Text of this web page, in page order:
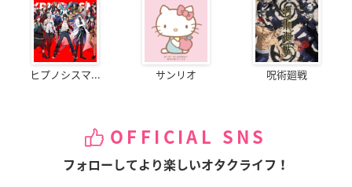
ヒプノシスマ... サンリオ 呪術廻戦
OFFICIAL SNS
フォローしてより楽しいオタクライフ！